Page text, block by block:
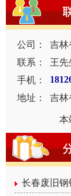
公司：
吉林
联系：
王先
手机：
地址：
吉林
本
长春废旧钢